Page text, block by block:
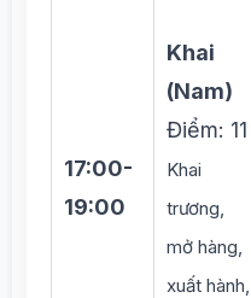
17:00-
19:00
Khai
(Nam)
Điểm: 11
Khai
trương,
mở hàng,
xuất hành,